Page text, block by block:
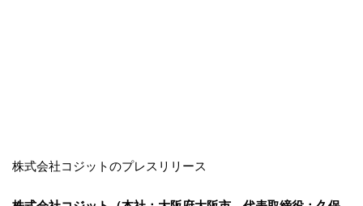
株式会社コジットのプレスリリース